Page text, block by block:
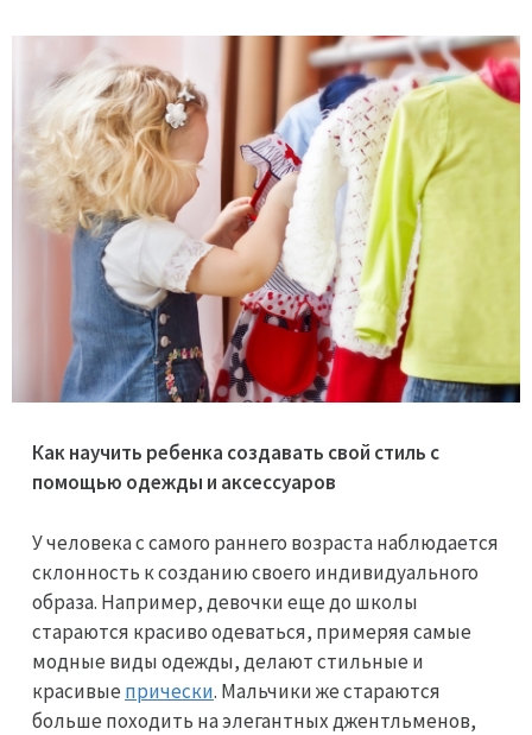
Как научить ребенка создавать свой стиль с
помощью одежды и аксессуаров
У человека с самого раннего возраста наблюдается
склонность к созданию своего индивидуального
образа. Например, девочки еще до школы
стараются красиво одеваться, примеряя самые
модные виды одежды, делают стильные и
красивые прически. Мальчики же стараются
больше походить на элегантных джентльменов,